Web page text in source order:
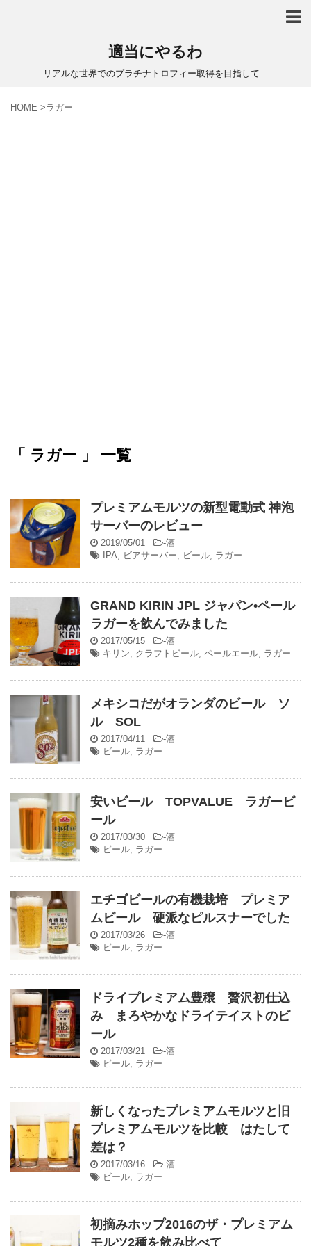
適当にやるわ
リアルな世界でのプラチナトロフィー取得を目指して...
HOME >ラガー
「 ラガー 」 一覧
プレミアムモルツの新型電動式 神泡
サーバーのレビュー
2019/05/01 -酒
IPA, ビアサーバー, ビール, ラガー
GRAND KIRIN JPL ジャパン•ペール
ラガーを飲んでみました
2017/05/15 -酒
キリン, クラフトビール, ペールエール, ラガー
メキシコだがオランダのビール ソ
ル SOL
2017/04/11 -酒
ビール, ラガー
安いビール TOPVALUE ラガービ
ール
2017/03/30 -酒
ビール, ラガー
エチゴビールの有機栽培 プレミア
ムビール 硬派なピルスナーでした
2017/03/26 -酒
ビール, ラガー
ドライプレミアム豊穣 贅沢初仕込
み まろやかなドライテイストのビ
ール
2017/03/21 -酒
ビール, ラガー
新しくなったプレミアムモルツと旧
プレミアムモルツを比較 はたして
差は？
2017/03/16 -酒
ビール, ラガー
初摘みホップ2016のザ・プレミアム
モルツ2種を飲み比べて